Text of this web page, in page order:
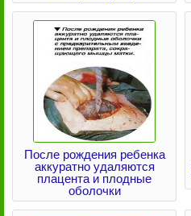
После рождения ребенка
аккуратно удаляются
плацента и плодные
оболочки